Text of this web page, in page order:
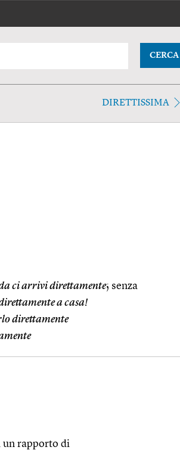
CERCA
DIRETTISSIMA
ci arrivi direttamente; senza
a casa!
direttamente
un rapporto di